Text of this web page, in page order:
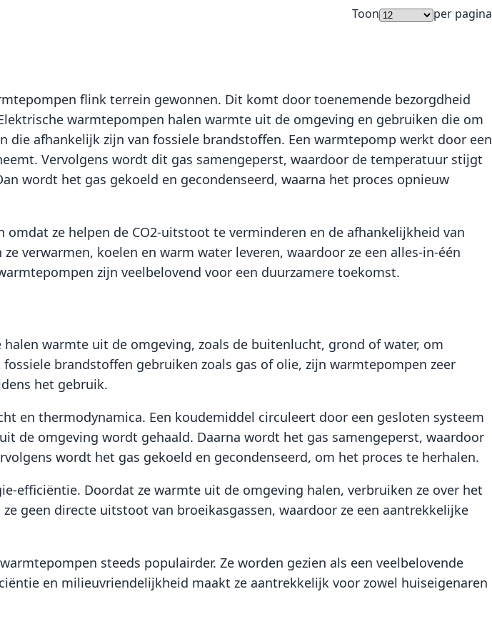
Toon per pagina
flink terrein gewonnen. Dit komt door toenemende bezorgdheid
warmtepompen halen warmte uit de omgeving en gebruiken die om
afhankelijk zijn van fossiele brandstoffen. Een warmtepomp werkt door een
Vervolgens wordt dit gas samengeperst, waardoor de temperatuur stijgt
wordt het gas gekoeld en gecondenseerd, waarna het proces opnieuw
ze helpen de CO2-uitstoot te verminderen en de afhankelijkheid van
verwarmen, koelen en warm water leveren, waardoor ze een alles-in-één
zijn veelbelovend voor een duurzamere toekomst.
warmte uit de omgeving, zoals de buitenlucht, grond of water, om
brandstoffen gebruiken zoals gas of olie, zijn warmtepompen zeer
het gebruik.
en thermodynamica. Een koudemiddel circuleert door een gesloten systeem
de omgeving wordt gehaald. Daarna wordt het gas samengeperst, waardoor
wordt het gas gekoeld en gecondenseerd, om het proces te herhalen.
efficiëntie. Doordat ze warmte uit de omgeving halen, verbruiken ze over het
geen directe uitstoot van broeikasgassen, waardoor ze een aantrekkelijke
steeds populairder. Ze worden gezien als een veelbelovende
en milieuvriendelijkheid maakt ze aantrekkelijk voor zowel huiseigenaren